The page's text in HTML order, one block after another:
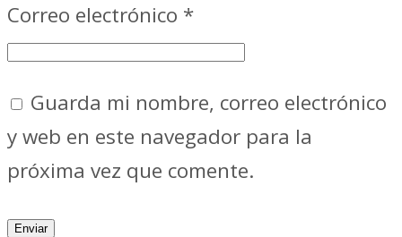
Correo electrónico *
Guarda mi nombre, correo electrónico
y web en este navegador para la
próxima vez que comente.